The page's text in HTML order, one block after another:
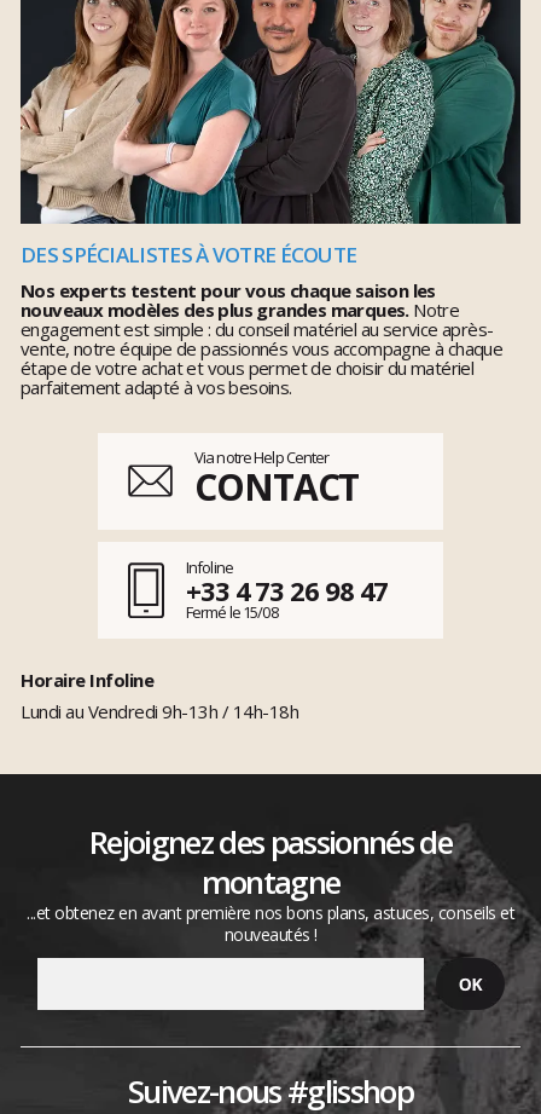
DES SPÉCIALISTES À VOTRE ÉCOUTE
Nos experts testent pour vous chaque saison les
nouveaux modèles des plus grandes marques.Notre
engagement est simple : du conseil matériel au service après-
vente, notre équipe de passionnés vous accompagne à chaque
étape de votre achat et vous permet de choisir du matériel
parfaitement adapté à vos besoins.
Via notre Help Center
CONTACT
Infoline
+33 4 73 26 98 47
Fermé le 15/08
Horaire Infoline
Lundi au Vendredi 9h-13h / 14h-18h
Rejoignez des passionnés de
montagne
...et obtenez en avant première nos bons plans, astuces, conseils et
nouveautés !
Suivez-nous #glisshop